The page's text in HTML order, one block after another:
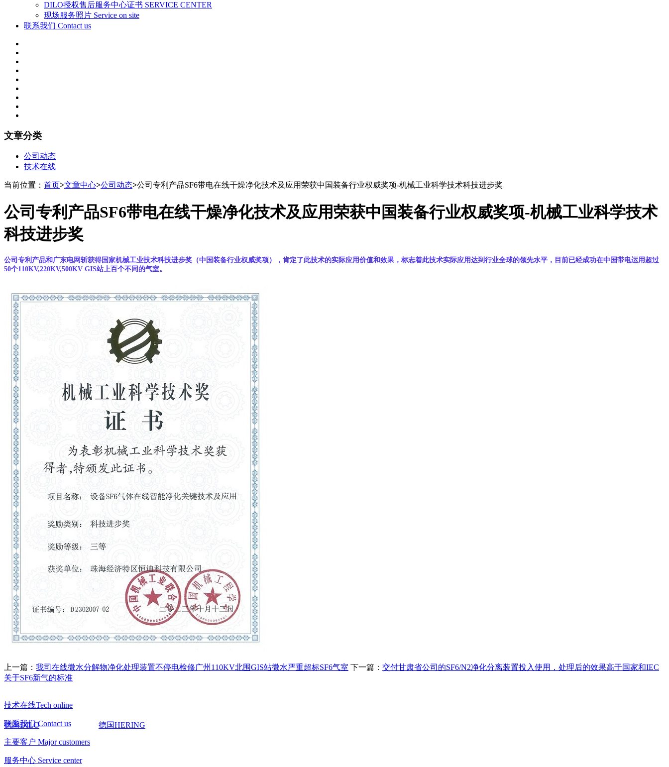
DILO授权售后服务中心证书 SERVICE CENTER
现场服务照片 Service on site
联系我们 Contact us
文章分类
公司动态
技术在线
当前位置： 首页>文章中心>公司动态>公司专利产品SF6带电在线干燥净化技术及应用荣获中国装备行业权威奖项-机械工业科学技术科技进步奖
公司专利产品SF6带电在线干燥净化技术及应用荣获中国装备行业权威奖项-机械工业科学技术
科技进步奖
公司专利产品和广东电网斩获得国家机械工业技术科技进步奖（中国装备行业权威奖项），肯定了此技术的实际应用价值和效果，标志着此技术实际应用达到行业全球的领先水平，目前已经成功在中国带电运用超过
50个110KV,220KV,500KV GIS站上百个不同的气室。
上一篇： 我司在线微水分解物净化处理装置不停电检修广州110KV北围GIS站微水严重超标SF6气室 下一篇： 交付甘肃省公司的SF6/N2净化分离装置投入使用，处理后的效果高于国家和IEC
关于SF6新气的标准
德国DILO 德国HERING
技术在线Tech online
联系我们 Contact us
主要客户 Major customers
服务中心 Service center